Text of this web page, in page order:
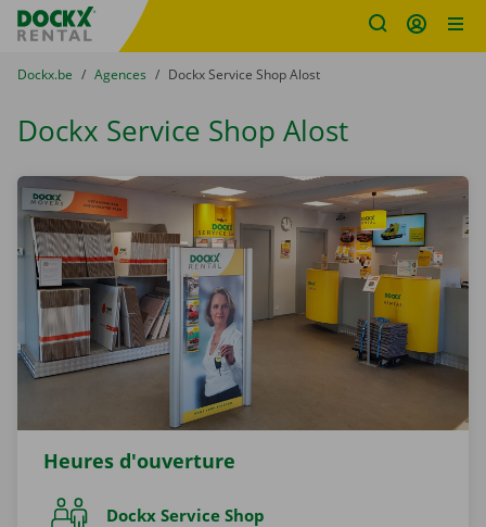
sitename
You are here:
du
Dockx.be to
Agences to
Dockx Service Shop Alost
Dockx Service Shop Alost
Heures d'ouverture
Dockx Service Shop